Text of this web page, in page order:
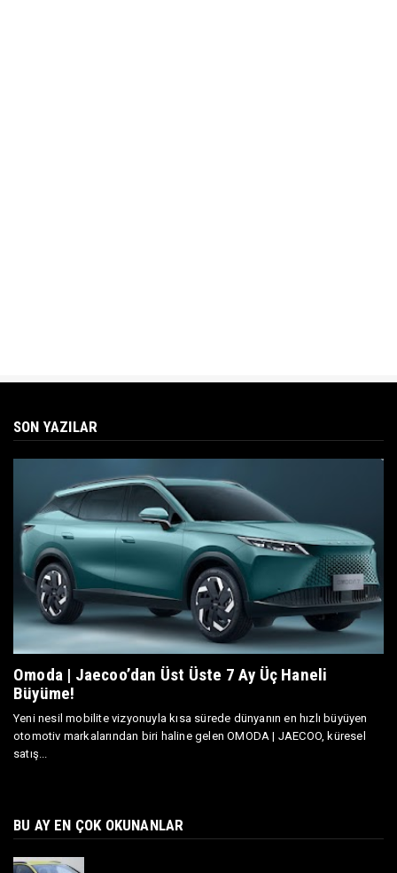
SON YAZILAR
Omoda | Jaecoo’dan Üst Üste 7 Ay Üç Haneli
Büyüme!
Yeni nesil mobilite vizyonuyla kısa sürede dünyanın en hızlı büyüyen
otomotiv markalarından biri haline gelen OMODA | JAECOO, küresel
satış...
BU AY EN ÇOK OKUNANLAR